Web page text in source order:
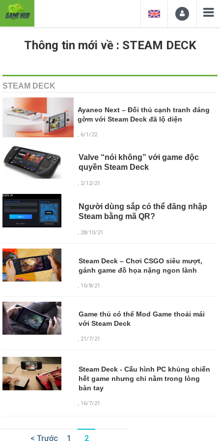
Thông tin mới về : STEAM DECK
STEAM DECK
Ayaneo Next – Đối thủ cạnh tranh đáng
gờm với Steam Deck đã lộ diện
, 6/1/22
Valve “nói không” với game độc
quyền Steam Deck
, 2/12/21
Người dùng sắp có thể đăng nhập
Steam bằng mã QR?
, 28/10/21
Steam Deck – Chơi CSGO siêu mượt,
gánh game đồ họa nặng ngon lành
, 10/8/21
Game thủ có thể Mod Game thoải mái
với Steam Deck
, 21/7/21
Steam Deck - Cấu hình PC khủng chiến
hết game nhưng chỉ nằm trong lòng
bàn tay
, 16/7/21
< Trước 1 2